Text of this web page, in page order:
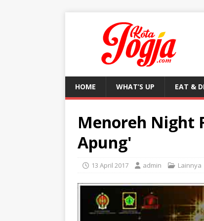
HOME WHAT’S UP EAT &
Menoreh Night
Apung'
13 April 2017 admin Lainnya